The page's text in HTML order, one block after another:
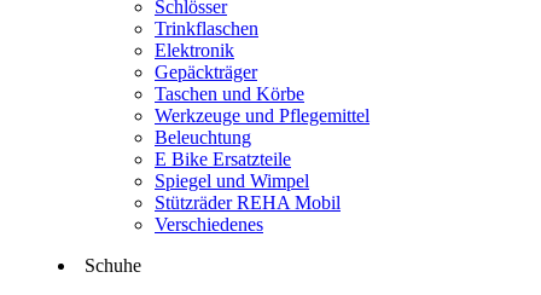
Schlösser
Trinkflaschen
Elektronik
Gepäckträger
Taschen und Körbe
Werkzeuge und Pflegemittel
Beleuchtung
E Bike Ersatzteile
Spiegel und Wimpel
Stützräder REHA Mobil
Verschiedenes
Schuhe